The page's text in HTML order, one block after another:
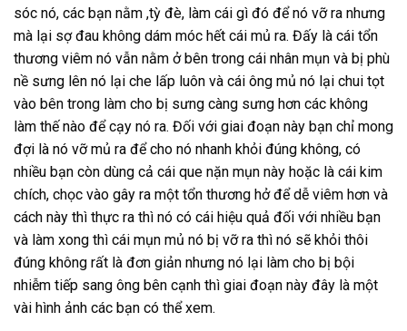
sóc nó, các bạn nằm ,tỳ đè, làm cái gì đó để nó vỡ ra nhưng
mà lại sợ đau không dám móc hết cái mủ ra. Đấy là cái tổn
thương viêm nó vẫn nằm ở bên trong cái nhân mụn và bị phù
nề sưng lên nó lại che lấp luôn và cái ông mủ nó lại chui tọt
vào bên trong làm cho bị sưng càng sưng hơn các không
làm thế nào để cạy nó ra. Đối với giai đoạn này bạn chỉ mong
đợi là nó vỡ mủ ra để cho nó nhanh khỏi đúng không, có
nhiều bạn còn dùng cả cái que nặn mụn này hoặc là cái kim
chích, chọc vào gây ra một tổn thương hở để dễ viêm hơn và
cách này thì thực ra thì nó có cái hiệu quả đối với nhiều bạn
và làm xong thì cái mụn mủ nó bị vỡ ra thì nó sẽ khỏi thôi
đúng không rất là đơn giản nhưng nó lại làm cho bị bội
nhiễm tiếp sang ông bên cạnh thì giai đoạn này đây là một
vài hình ảnh các bạn có thể xem.